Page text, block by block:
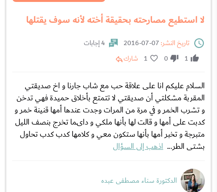
لا استطيع مصارحته بحقيقة أخته لأنه سوف يقتلها
تاريخ النشر:
4 إجابات
1
0
1 شارك
السلام عليكم انا على علاقة حب مع شاب جارنا و اخ صديقتي
المقربة مشكلتي أن صديقتي لا تتمتع بأخلاق حميدة فهي تدخن
و تشرب الخمر و في مرة من المرات وجدت عندها أمها قنينة خمر و
كدبت على أمها و قالت لها بأنها ملكي و داىما تخرج بنصف الليل
متبرجة و تخبر أمها بأنها ستكون معي و كلامها كدب كدب تحاول
بشتى الطر... اذهب إلى السؤال
الدكتورة سناء مصطفى عبده